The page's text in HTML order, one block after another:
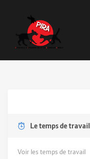
Le temps de travail
Voir les temps de travail